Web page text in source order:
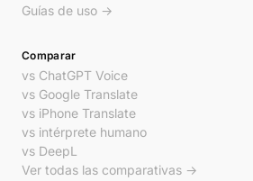
Guías de uso →
Comparar
vs ChatGPT Voice
vs Google Translate
vs iPhone Translate
vs intérprete humano
vs DeepL
Ver todas las comparativas →